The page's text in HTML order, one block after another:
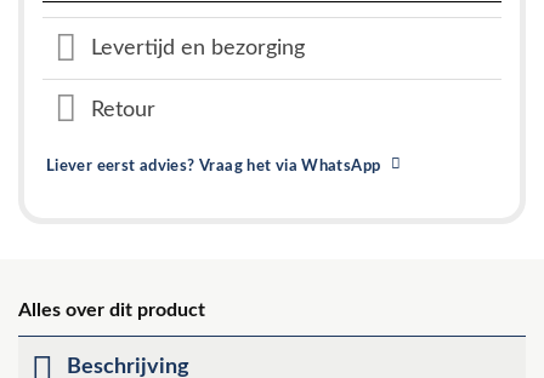
Levertijd en bezorging
Retour
Liever eerst advies? Vraag het via WhatsApp
Alles over dit product
Beschrijving